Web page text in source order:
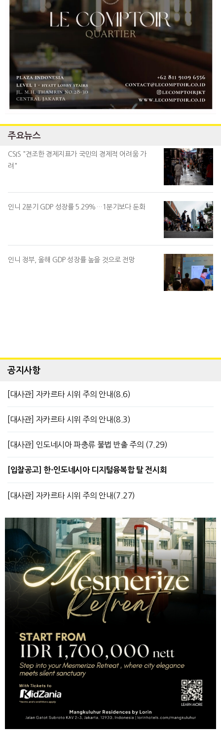
주요뉴스
CSIS "견조한 경제지표가 국민의 경제적 어려움 가
려"
인니 2분기 GDP 성장률 5.29%…1분기보다 둔화
인니 정부, 올해 GDP 성장률 높을 것으로 전망
공지사항
[대사관] 자카르타 시위 주의 안내(8.6)
[대사관] 자카르타 시위 주의 안내(8.3)
[대사관] 인도네시아 파충류 불법 반출 주의 (7.29)
[입찰공고] 한-인도네시아 디지털융복합 탈 전시회
[대사관] 자카르타 시위 주의 안내(7.27)